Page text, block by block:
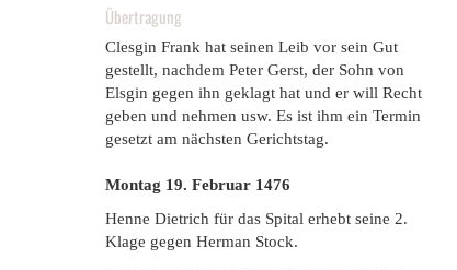
Übertragung
Clesgin Frank hat seinen Leib vor sein Gut
gestellt, nachdem Peter Gerst, der Sohn von
Elsgin gegen ihn geklagt hat und er will Recht
geben und nehmen usw. Es ist ihm ein Termin
gesetzt am nächsten Gerichtstag.
Montag 19. Februar 1476
Henne Dietrich für das Spital erhebt seine 2.
Klage gegen Herman Stock.